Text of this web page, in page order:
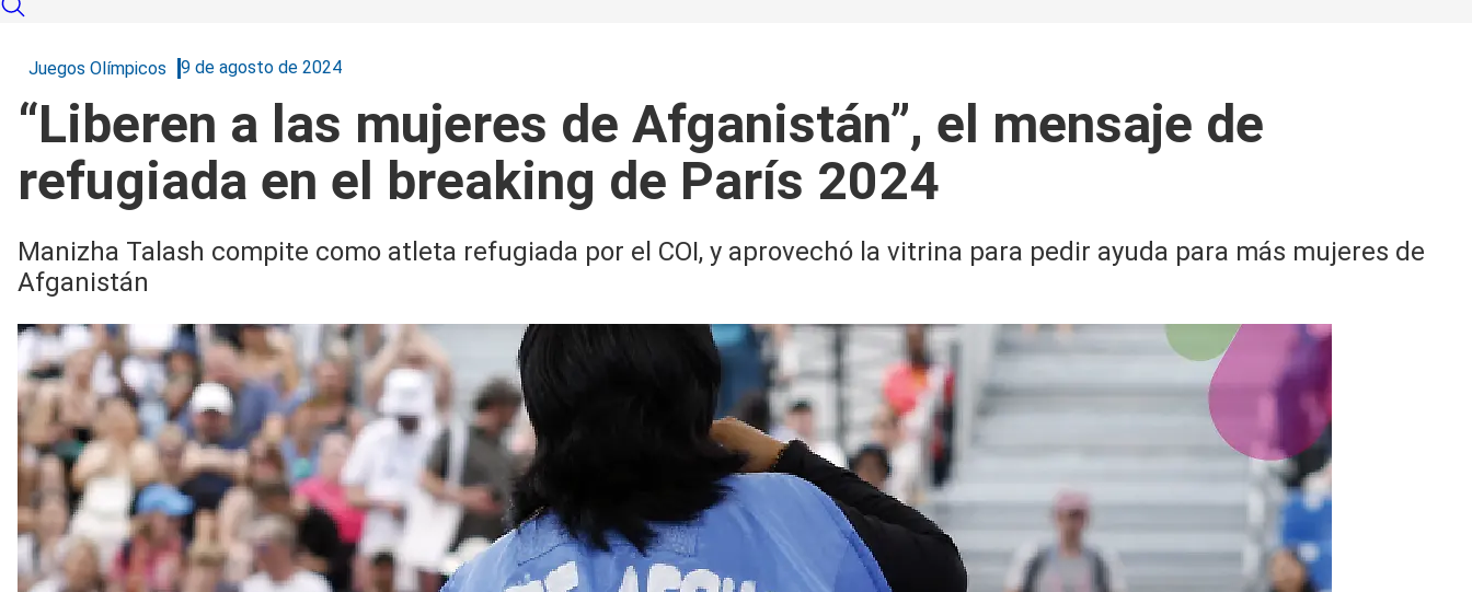
Juegos Olímpicos 9 de agosto de 2024
“Liberen a las mujeres de Afganistán”, el mensaje de
refugiada en el breaking de París 2024
Manizha Talash compite como atleta refugiada por el COI, y aprovechó la vitrina para pedir ayuda para más mujeres de
Afganistán